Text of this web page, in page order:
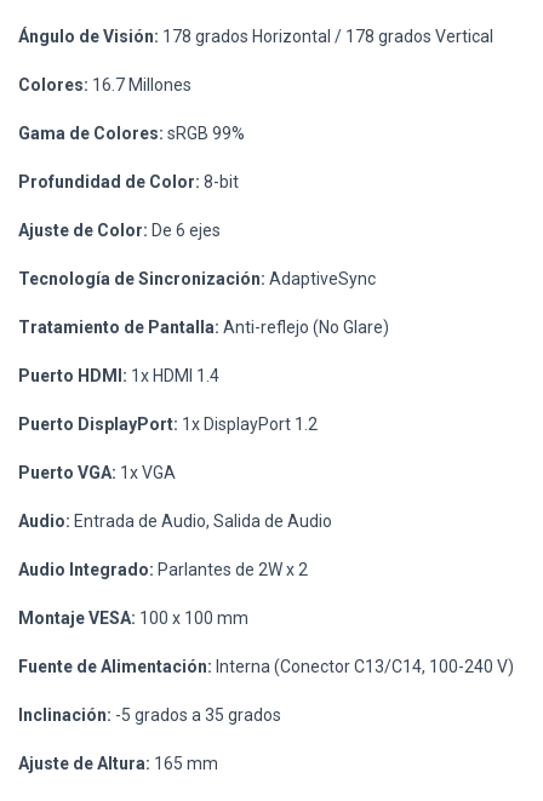
Ángulo de Visión: 178 grados Horizontal / 178 grados Vertical
Colores: 16.7 Millones
Gama de Colores: sRGB 99%
Profundidad de Color: 8-bit
Ajuste de Color: De 6 ejes
Tecnología de Sincronización: AdaptiveSync
Tratamiento de Pantalla: Anti-reflejo (No Glare)
Puerto HDMI: 1x HDMI 1.4
Puerto DisplayPort: 1x DisplayPort 1.2
Puerto VGA: 1x VGA
Audio: Entrada de Audio, Salida de Audio
Audio Integrado: Parlantes de 2W x 2
Montaje VESA: 100 x 100 mm
Fuente de Alimentación: Interna (Conector C13/C14, 100-240 V)
Inclinación: -5 grados a 35 grados
Ajuste de Altura: 165 mm